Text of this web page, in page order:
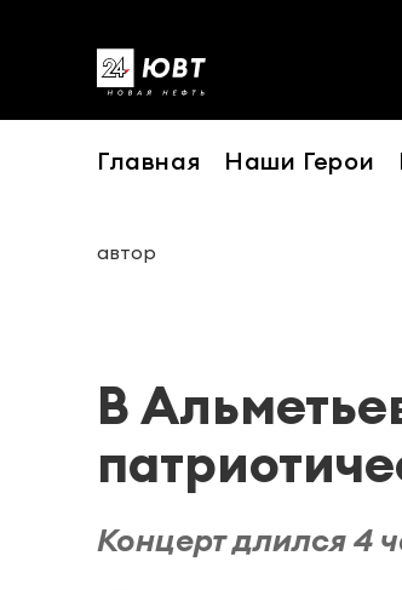
Главная Наши Герои
автор
В
Концерт длился 4